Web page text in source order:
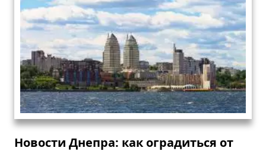
Новости Днепра: как оградиться от